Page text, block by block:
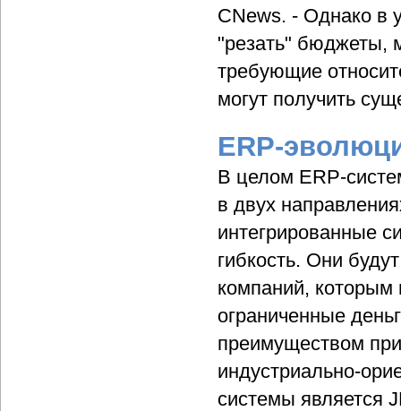
CNews. - Однако в
"резать" бюджеты,
требующие
могут получить
ERP-
В целом ERP-
в двух
интегрированные
гибкость. Они
компаний, которым
ограниченные
преимуществом
индустриально-
системы является